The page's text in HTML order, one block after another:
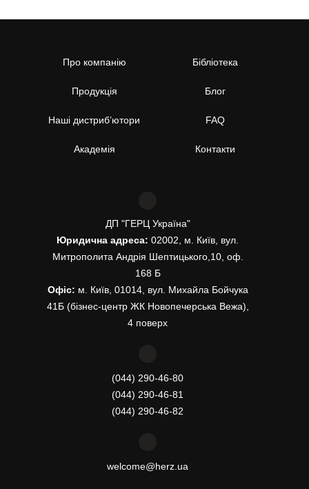
Про компанію
Продукція
Наші дистриб’ютори
Академія
Бібліотека
Блог
FAQ
Контакти
ДП "ГЕРЦ Україна"
Юридична адреса: 02002, м. Київ, вул.
Митрополита Андрія Шептицького,10, оф.
168 Б
Офіс: м. Київ, 01014, вул. Михайла Бойчука
41Б (бізнес-центр ЖК Новопечерська Вежа),
4 поверх
(044) 290-46-80
(044) 290-46-81
(044) 290-46-82
welcome@herz.ua